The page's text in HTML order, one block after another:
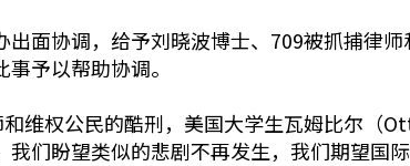
面协调，给予刘晓波博士、709被抓捕律
予以帮助协调。
维权公民的酷刑，美国大学生瓦姆比尔（
们盼望类似的悲剧不再发生，我们期望国